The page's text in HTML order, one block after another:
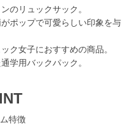
のリュックサック。
ポップで可愛らしい印象を与
ク女子におすすめの商品。
学用バックパック。
特徴